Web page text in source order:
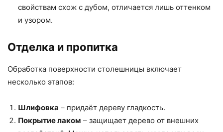
свойствам схож с дубом, отличается лишь оттенком
и узором.
Отделка и пропитка
Обработка поверхности столешницы включает
несколько этапов:
Шлифовка – придаёт дереву гладкость.
Покрытие лаком – защищает дерево от внешних